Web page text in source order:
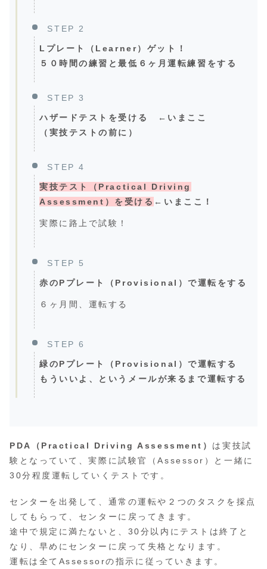
STEP 2
Lプレート（Learner）ゲット！
５０時間の練習と最低６ヶ月運転練習をする
STEP 3
ハザードテストを受ける ←いまここ
（実技テストの前に）
STEP 4
実技テスト（Practical Driving
Assessment）を受ける ←いまここ！
実際に路上で試験！
STEP 5
赤のPプレート（Provisional）で運転をする
６ヶ月間、運転する
STEP 6
緑のPプレート（Provisional）で運転する
もういいよ、というメールが来るまで運転する
PDA（Practical Driving Assessment） は実技試
験となっていて、実際に試験官（Assessor）と一緒に
30分程度運転していくテストです。
センターを出発して、通常の運転や２つのタスクを採点
してもらって、センターに戻ってきます。
途中で規定に満たないと、30分以内にテストは終了と
なり、早めにセンターに戻って失格となります。
運転は全てAssessorの指示に従っていきます。